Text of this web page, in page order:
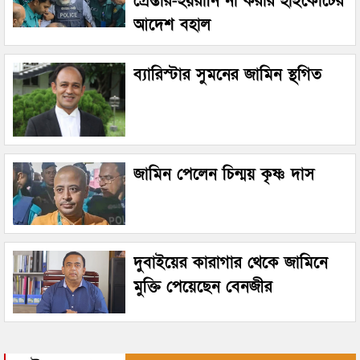
আদেশ বহাল
ব্যারিস্টার সুমনের জামিন স্থগিত
জামিন পেলেন চিন্ময় কৃষ্ণ দাস
দুবাইয়ের কারাগার থেকে জামিনে
মুক্তি পেয়েছেন বেনজীর